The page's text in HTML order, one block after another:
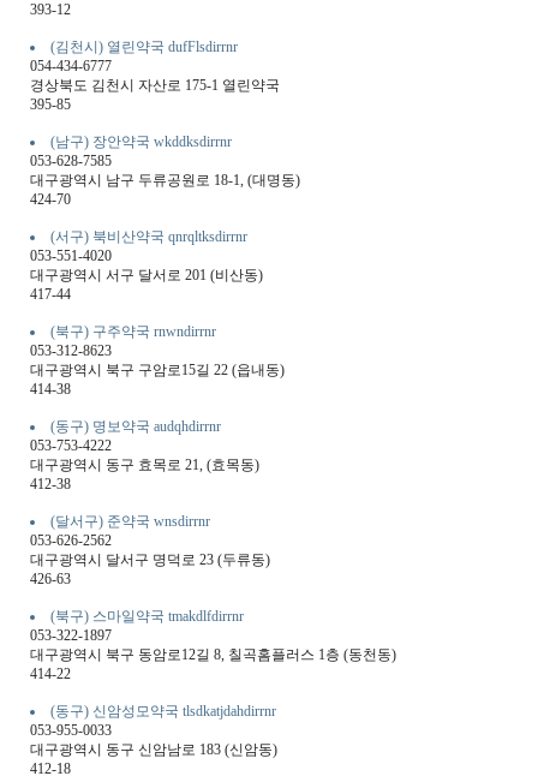
393-12
(김천시) 열린약국 dufFlsdirrnr
054-434-6777
경상북도 김천시 자산로 175-1 열린약국
395-85
(남구) 장안약국 wkddksdirrnr
053-628-7585
대구광역시 남구 두류공원로 18-1, (대명동)
424-70
(서구) 북비산약국 qnrqltksdirrnr
053-551-4020
대구광역시 서구 달서로 201 (비산동)
417-44
(북구) 구주약국 rnwndirrnr
053-312-8623
대구광역시 북구 구암로15길 22 (읍내동)
414-38
(동구) 명보약국 audqhdirrnr
053-753-4222
대구광역시 동구 효목로 21, (효목동)
412-38
(달서구) 준약국 wnsdirrnr
053-626-2562
대구광역시 달서구 명덕로 23 (두류동)
426-63
(북구) 스마일약국 tmakdlfdirrnr
053-322-1897
대구광역시 북구 동암로12길 8, 칠곡홈플러스 1층 (동천동)
414-22
(동구) 신암성모약국 tlsdkatjdahdirrnr
053-955-0033
대구광역시 동구 신암남로 183 (신암동)
412-18